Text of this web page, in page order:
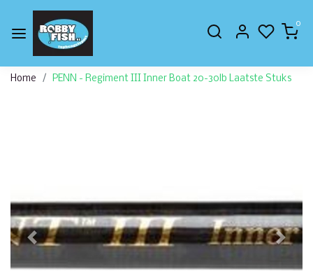
0
Home PENN - Regiment III Inner Boat 20-30lb Laatste Stuks
Vorige